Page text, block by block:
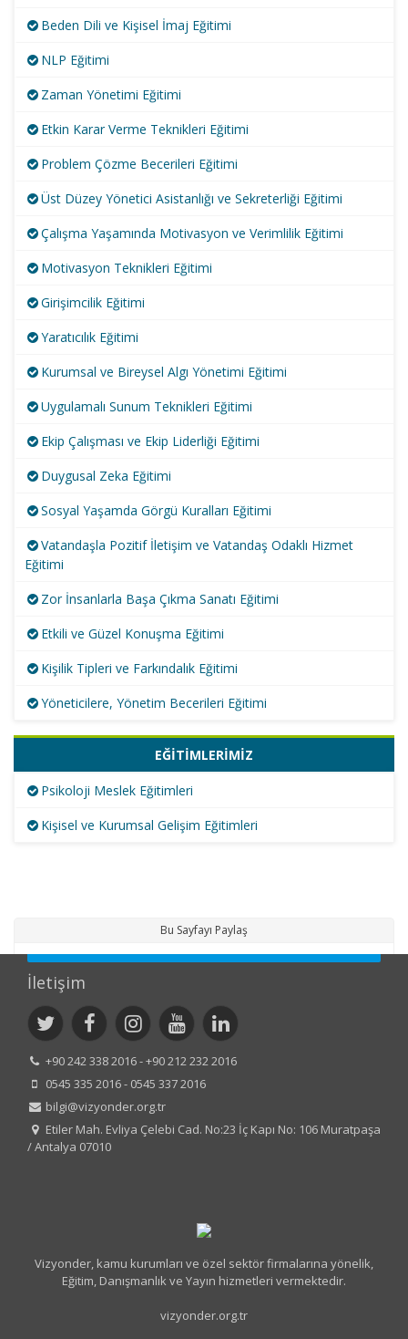
Beden Dili ve Kişisel İmaj Eğitimi
NLP Eğitimi
Zaman Yönetimi Eğitimi
Etkin Karar Verme Teknikleri Eğitimi
Problem Çözme Becerileri Eğitimi
Üst Düzey Yönetici Asistanlığı ve Sekreterliği Eğitimi
Çalışma Yaşamında Motivasyon ve Verimlilik Eğitimi
Motivasyon Teknikleri Eğitimi
Girişimcilik Eğitimi
Yaratıcılık Eğitimi
Kurumsal ve Bireysel Algı Yönetimi Eğitimi
Uygulamalı Sunum Teknikleri Eğitimi
Ekip Çalışması ve Ekip Liderliği Eğitimi
Duygusal Zeka Eğitimi
Sosyal Yaşamda Görgü Kuralları Eğitimi
Vatandaşla Pozitif İletişim ve Vatandaş Odaklı Hizmet
Eğitimi
Zor İnsanlarla Başa Çıkma Sanatı Eğitimi
Etkili ve Güzel Konuşma Eğitimi
Kişilik Tipleri ve Farkındalık Eğitimi
Yöneticilere, Yönetim Becerileri Eğitimi
EĞİTİMLERİMİZ
Psikoloji Meslek Eğitimleri
Kişisel ve Kurumsal Gelişim Eğitimleri
Bu Sayfayı Paylaş
İletişim
+90 242 338 2016 - +90 212 232 2016
0545 335 2016 - 0545 337 2016
bilgi@vizyonder.org.tr
Etiler Mah. Evliya Çelebi Cad. No:23 İç Kapı No: 106 Muratpaşa
/ Antalya 07010
Vizyonder, kamu kurumları ve özel sektör firmalarına yönelik,
Eğitim, Danışmanlık ve Yayın hizmetleri vermektedir.
vizyonder.org.tr